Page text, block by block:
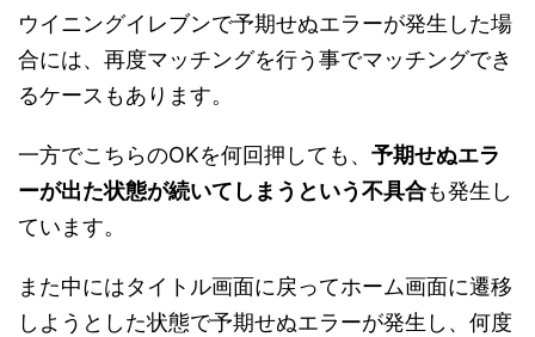
ウイニングイレブンで予期せぬエラーが発生した場
合には、再度マッチングを行う事でマッチングでき
るケースもあります。
一方でこちらのOKを何回押しても、 予期せぬエラ
ーが出た状態が続いてしまうという不具合も発生し
ています。
また中にはタイトル画面に戻ってホーム画面に遷移
しようとした状態で予期せぬエラーが発生し、何度